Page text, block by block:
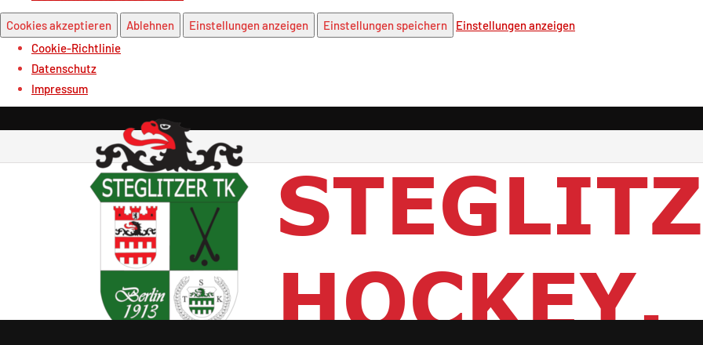
Cookies akzeptieren Ablehnen Einstellungen anzeigen Einstellungen speichern
Einstellungen anzeigen
Cookie-Richtlinie
Datenschutz
Impressum